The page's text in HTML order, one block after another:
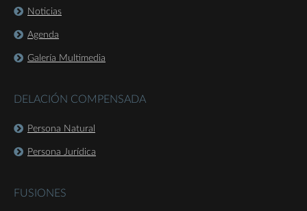
Noticias
Agenda
Galería Multimedia
DELACIÓN COMPENSADA
Persona Natural
Persona Jurídica
FUSIONES